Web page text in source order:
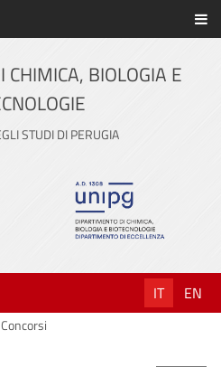
web di Ateneo
BIOLOGIA E
STUDI DI PERUGIA
IT EN